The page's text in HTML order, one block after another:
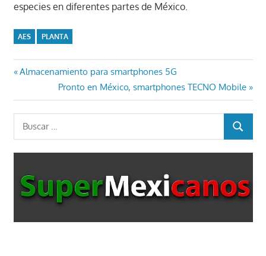
especies en diferentes partes de México.
AES PLANTA
Navegación
de
entradas
Entrada
Almacenamiento para smartphones 5G
Entrada
siguiente:
Pronto en México, smartphones TECNO Mobile
Buscar:
BUSCAR